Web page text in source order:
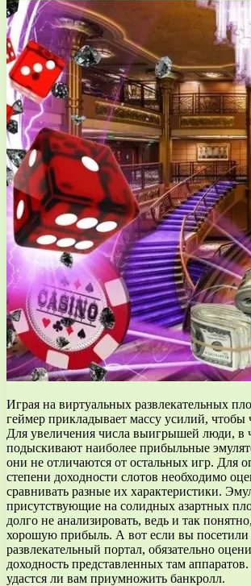
Играя на виртуальных развлекательных
геймер прикладывает массу усилий, чтобы
Для увеличения числа выигрышей люди, в
подыскивают наиболее прибыльные
они не отличаются от остальных игр. Для
степени доходности слотов необходимо
сравнивать разные их характеристики.
присутствующие на солидных азартных
долго не анализировать, ведь и так
хорошую прибыль. А вот если вы посетили
развлекательный портал, обязательно
доходность представленных там
удастся ли вам приумножить банкролл.